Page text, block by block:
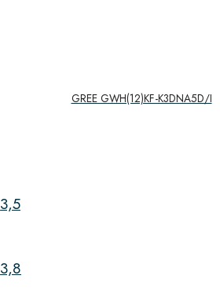
GREE GWH(12)KF-K3DNA5D/I
3,5
3,8